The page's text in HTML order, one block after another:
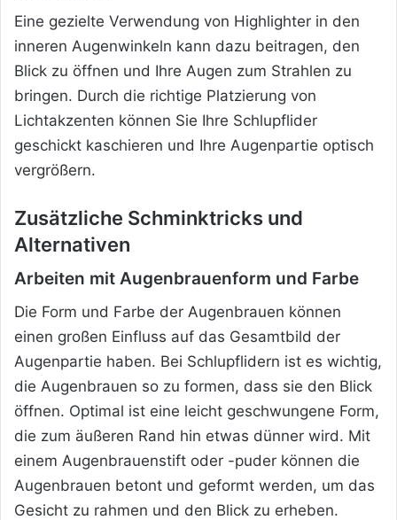
Eine gezielte Verwendung von Highlighter in den
inneren Augenwinkeln kann dazu beitragen, den
Blick zu öffnen und Ihre Augen zum Strahlen zu
bringen. Durch die richtige Platzierung von
Lichtakzenten können Sie Ihre Schlupflider
geschickt kaschieren und Ihre Augenpartie optisch
vergrößern.
Zusätzliche Schminktricks und
Alternativen
Arbeiten mit Augenbrauenform und Farbe
Die Form und Farbe der Augenbrauen können
einen großen Einfluss auf das Gesamtbild der
Augenpartie haben. Bei Schlupflidern ist es wichtig,
die Augenbrauen so zu formen, dass sie den Blick
öffnen. Optimal ist eine leicht geschwungene Form,
die zum äußeren Rand hin etwas dünner wird. Mit
einem Augenbrauenstift oder -puder können die
Augenbrauen betont und geformt werden, um das
Gesicht zu rahmen und den Blick zu erheben.